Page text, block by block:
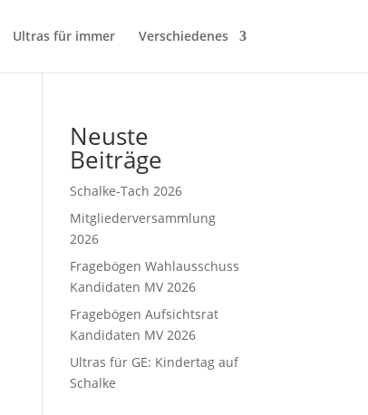
Ultras für immer Verschiedenes
Neuste
Beiträge
Schalke-Tach 2026
Mitgliederversammlung
2026
Fragebögen Wahlausschuss
Kandidaten MV 2026
Fragebögen Aufsichtsrat
Kandidaten MV 2026
Ultras für GE: Kindertag auf
Schalke